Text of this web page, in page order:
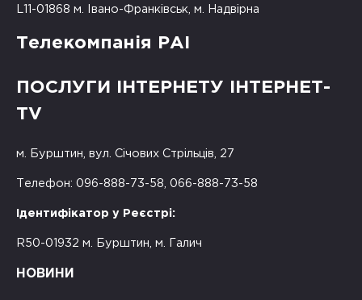
L11-01868 м. Івано-Франківськ, м. Надвірна
Телекомпанія РАІ
ПОСЛУГИ ІНТЕРНЕТУ ІНТЕРНЕТ-
TV
м. Бурштин, вул. Січових Стрільців, 27
Телефон: 096-888-73-58, 066-888-73-58
Ідентифікатор у Реєстрі:
R50-01932 м. Бурштин, м. Галич
НОВИНИ